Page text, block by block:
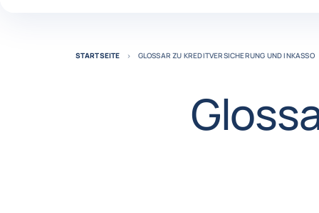
STARTSEITE GLOSSAR ZU KREDITVERSICHERUNG UND INKASSO